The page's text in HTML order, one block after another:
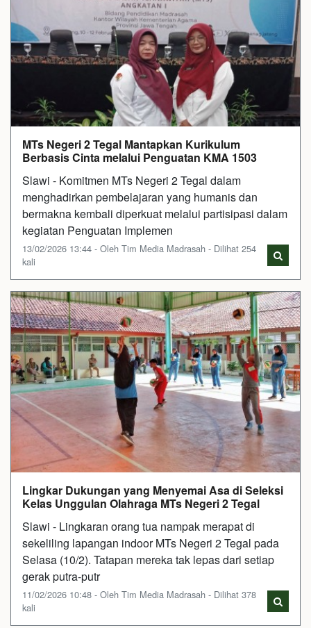
MTs Negeri 2 Tegal Mantapkan Kurikulum
Berbasis Cinta melalui Penguatan KMA 1503
Slawi - Komitmen MTs Negeri 2 Tegal dalam
menghadirkan pembelajaran yang humanis dan
bermakna kembali diperkuat melalui partisipasi dalam
kegiatan Penguatan Implemen
13/02/2026 13:44 - Oleh Tim Media Madrasah - Dilihat 254
kali
Lingkar Dukungan yang Menyemai Asa di Seleksi
Kelas Unggulan Olahraga MTs Negeri 2 Tegal
Slawi - Lingkaran orang tua nampak merapat di
sekeliling lapangan indoor MTs Negeri 2 Tegal pada
Selasa (10/2). Tatapan mereka tak lepas dari setiap
gerak putra-putr
11/02/2026 10:48 - Oleh Tim Media Madrasah - Dilihat 378
kali